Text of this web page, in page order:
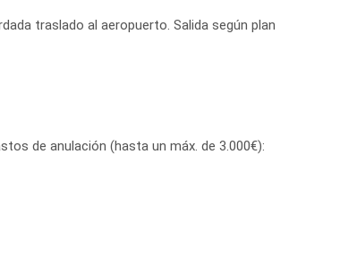
traslado al aeropuerto. Salida según plan
de anulación (hasta un máx. de 3.000€):